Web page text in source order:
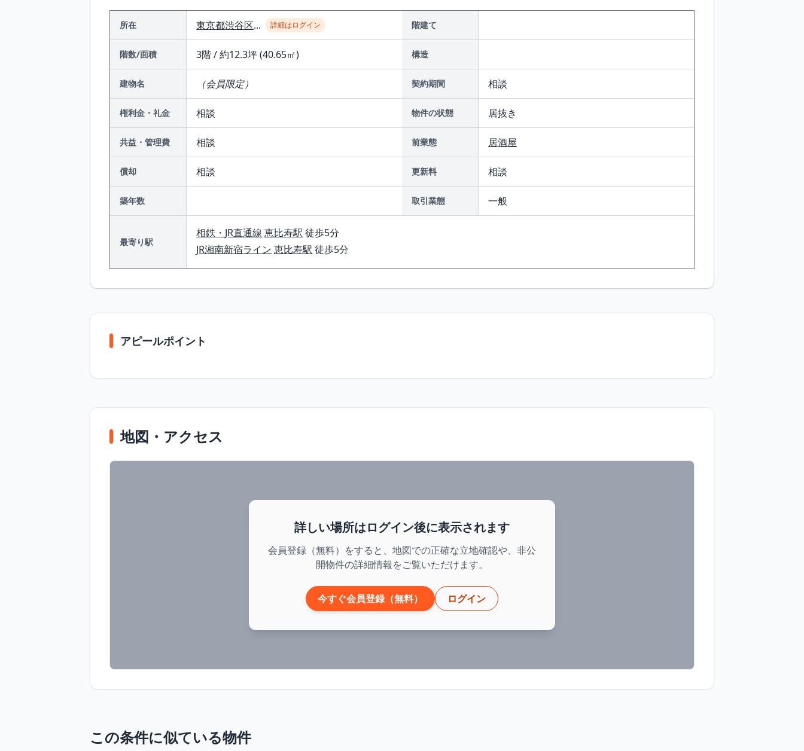
所在 東京都渋谷区... 詳細はログイン 階建て
階数/面積 3階 / 約12.3坪 (40.65㎡) 構造
建物名 （会員限定） 契約期間 相談
権利金・礼金 相談 物件の状態 居抜き
共益・管理費 相談 前業態 居酒屋
償却 相談 更新料 相談
築年数 取引業態 一般
最寄り駅
相鉄・JR直通線 恵比寿駅 徒歩5分
JR湘南新宿ライン 恵比寿駅 徒歩5分
アピールポイント
地図・アクセス
詳しい場所はログイン後に表示されます
会員登録（無料）をすると、地図での正確な立地確認や、非公
開物件の詳細情報をご覧いただけます。
今すぐ会員登録（無料） ログイン
この条件に似ている物件